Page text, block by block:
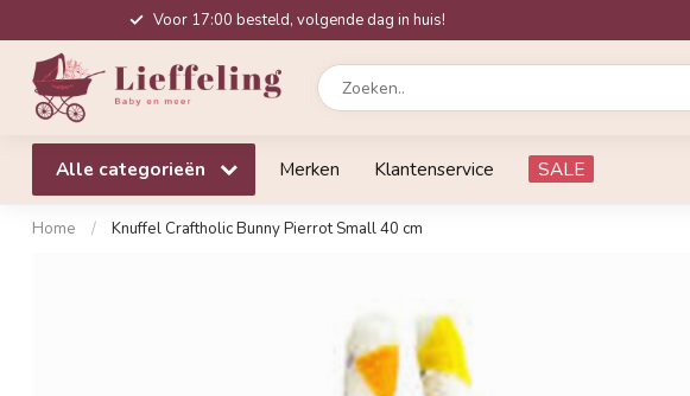
Voor 17:00 besteld, volgende dag in huis!
Alle categorieën Merken Klantenservice SALE
Home / Knuffel Craftholic Bunny Pierrot Small 40 cm